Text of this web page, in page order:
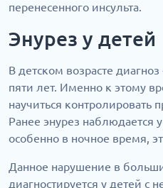
перенесенного инсульта.
Энурез у детей
В детском возрасте диагноз
пяти лет. Именно к этому
научиться контролировать
Ранее энурез
особенно в ночное время,
Данное нарушение в
диагностируется у детей с